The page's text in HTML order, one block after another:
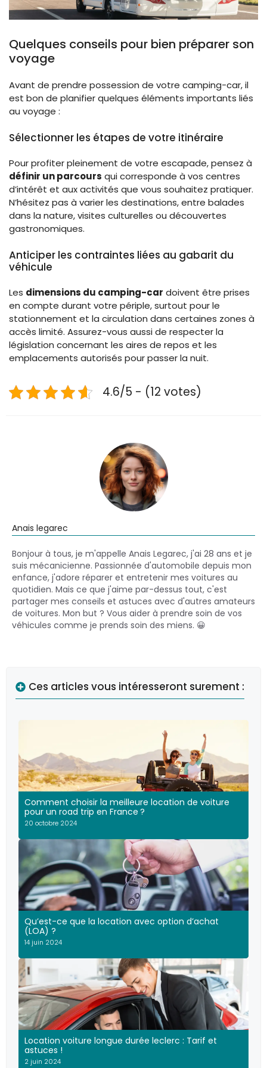
Quelques conseils pour bien préparer son
voyage
Avant de prendre possession de votre camping-car, il
est bon de planifier quelques éléments importants liés
au voyage :
Sélectionner les étapes de votre itinéraire
Pour profiter pleinement de votre escapade, pensez à
définir un parcours qui corresponde à vos centres
d’intérêt et aux activités que vous souhaitez pratiquer.
N’hésitez pas à varier les destinations, entre balades
dans la nature, visites culturelles ou découvertes
gastronomiques.
Anticiper les contraintes liées au gabarit du
véhicule
Les dimensions du camping-car doivent être prises
en compte durant votre périple, surtout pour le
stationnement et la circulation dans certaines zones à
accès limité. Assurez-vous aussi de respecter la
législation concernant les aires de repos et les
emplacements autorisés pour passer la nuit.
4.6/5 - (12 votes)
Anais legarec
Bonjour à tous, je m'appelle Anais Legarec, j'ai 28 ans et je
suis mécanicienne. Passionnée d'automobile depuis mon
enfance, j'adore réparer et entretenir mes voitures au
quotidien. Mais ce que j'aime par-dessus tout, c'est
partager mes conseils et astuces avec d'autres amateurs
de voitures. Mon but ? Vous aider à prendre soin de vos
véhicules comme je prends soin des miens. 😀
Ces articles vous intéresseront surement :
Comment choisir la meilleure location de voiture
pour un road trip en France ?
20 octobre 2024
Qu’est-ce que la location avec option d’achat
(LOA) ?
14 juin 2024
Location voiture longue durée leclerc : Tarif et
astuces !
2 juin 2024